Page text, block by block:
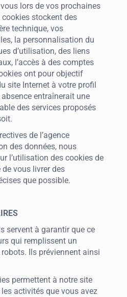
lors de vos prochaines
stockent des
technique, vos
la personnalisation du
d’utilisation, des liens
l’accès à des comptes
ont pour objectif
site Internet à votre profil
entraînerait une
des services proposés
de l’agence
des données, nous
l’utilisation des cookies de
de vous livrer des
que possible.
servent à garantir que ce
qui remplissent un
Ils préviennent ainsi
permettent à notre site
activités que vous avez